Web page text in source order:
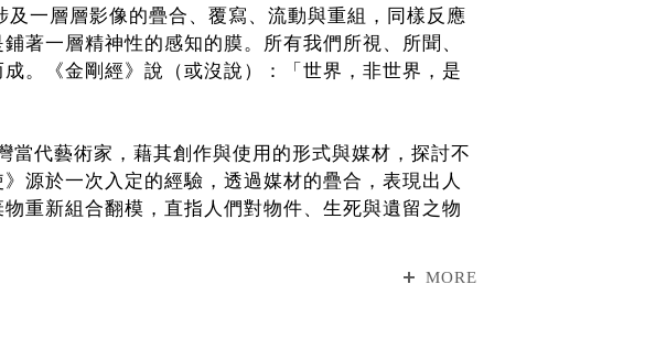
一層層影像的疊合、覆寫、流動與重組，同樣反應
著一層精神性的感知的膜。所有我們所視、所聞、
。《金剛經》說（或沒說）：「世界，非世界，是
當代藝術家，藉其創作與使用的形式與媒材，探討不
源於一次入定的經驗，透過媒材的疊合，表現出人
重新組合翻模，直指人們對物件、生死與遺留之物
像。在黃紫瑜作品《N.A.G.H.A.》的遊戲世界裡，幻
MORE